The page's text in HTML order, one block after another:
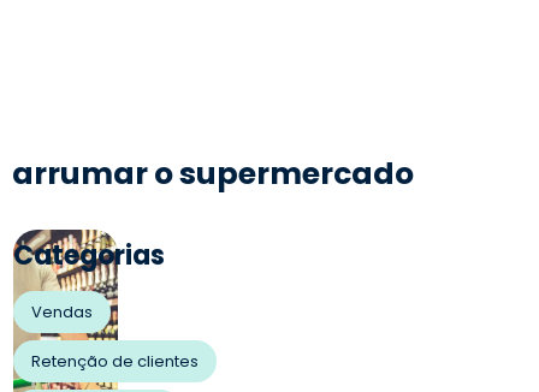
arrumar o supermercado
Categorias
Vendas
Retenção de clientes